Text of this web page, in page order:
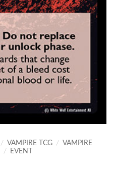
/ VAMPIRE TCG /
VAMPIRE
/ EVENT